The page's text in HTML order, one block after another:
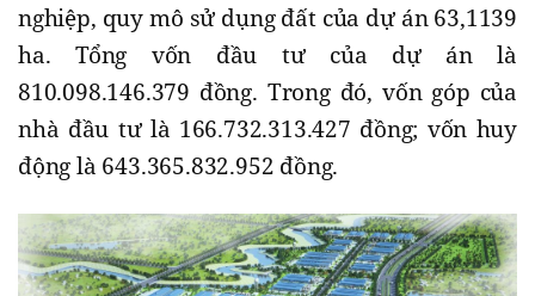
nghiệp, quy mô sử dụng đất của dự án 63,1139
ha. Tổng vốn đầu tư của dự án là
810.098.146.379 đồng. Trong đó, vốn góp của
nhà đầu tư là 166.732.313.427 đồng; vốn huy
động là 643.365.832.952 đồng.